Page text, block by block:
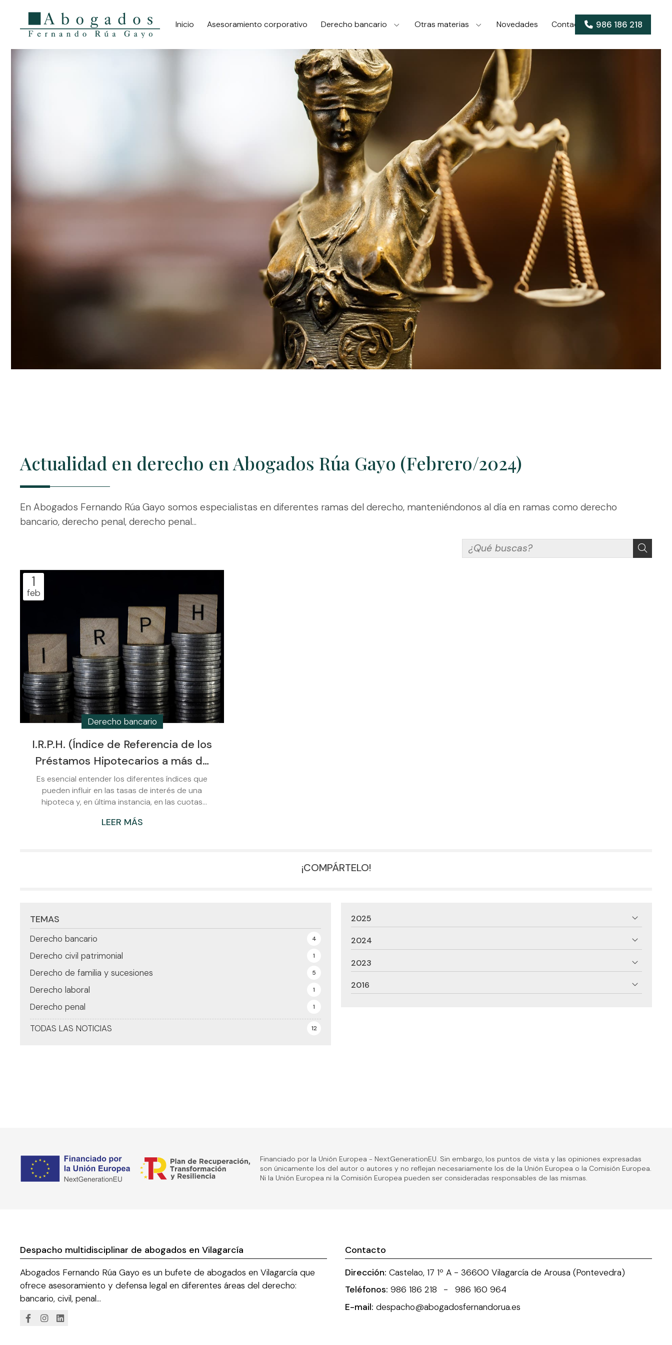
Inicio Asesoramiento corporativo Derecho bancario Otras materias Novedades Contacto 986 186 218
Actualidad en derecho en Abogados Rúa Gayo (Febrero/2024)
En Abogados Fernando Rúa Gayo somos especialistas en diferentes ramas del derecho, manteniéndonos al día en ramas como derecho
bancario, derecho penal, derecho penal...
TEMAS
TODAS LAS NOTICIAS 12
Derecho bancario 4
Derecho civil patrimonial 1
Derecho de familia y sucesiones 5
Derecho laboral 1
Derecho penal 1
1
feb
I.R.P.H. (Índice de Referencia de los
Préstamos Hipotecarios a más de
tres años): ¿Qué es y cómo afecta
a tu préstamo hipotecario?
Derecho bancario
Es esencial entender los diferentes índices que
pueden influir en las tasas de interés de una
hipoteca y, en última instancia, en las cuotas
Uno de estos índices es el I.R.P.H. (Índice de
LEER MÁS
¡COMPÁRTELO!
2025
2024
2023
2016
Financiado por la Unión Europea - NextGenerationEU. Sin embargo, los puntos de vista y las opiniones expresadas
son únicamente los del autor o autores y no reflejan necesariamente los de la Unión Europea o la Comisión Europea.
Ni la Unión Europea ni la Comisión Europea pueden ser consideradas responsables de las mismas.
Despacho multidisciplinar de abogados en Vilagarcía
Abogados Fernando Rúa Gayo es un bufete de abogados en Vilagarcía que
ofrece asesoramiento y defensa legal en diferentes áreas del derecho:
bancario, civil, penal...
Contacto
Dirección: Castelao, 17 1º A - 36600 Vilagarcía de Arousa (Pontevedra)
Teléfonos: 986 186 218 -
986 160 964
E-mail: despacho@abogadosfernandorua.es